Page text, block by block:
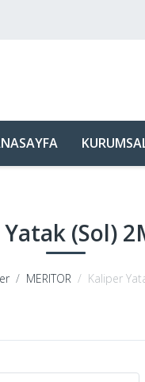
(Sol)
MERITOR Kaliper